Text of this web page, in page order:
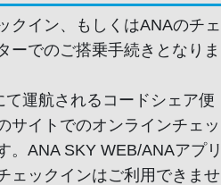
クイン、もしくはANAのチェ
ーでのご搭乗手続きとなりま
て運航されるコードシェア便
サイトでのオンラインチェッ
。ANA SKY WEB/ANAアプリ
ェックインはご利用できませ